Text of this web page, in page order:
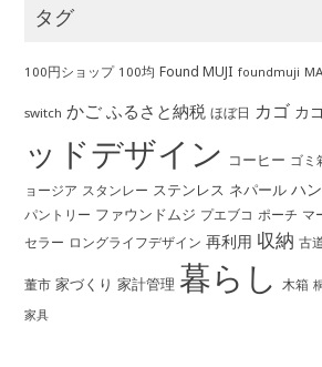
タグ
100円ショップ 100均 Found MUJI foundmuji
switch かご ふるさと納税 ほぼ日 カゴ カ
ッドデザイン コーヒー ゴミ
ョージア スタンレー ステンレス ネパール ハ
パントリー ファウンドムジ プエブコ ポーチ マ
セラー ロングライフデザイン 再利用 収納 古
董市 家づくり 家計管理 暮らし 木箱
家具